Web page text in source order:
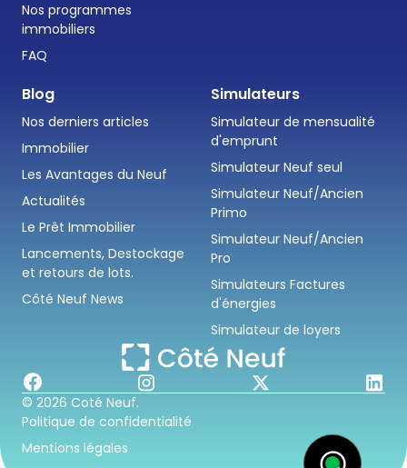
Nos programmes
immobiliers
FAQ
Blog
Nos derniers articles
Immobilier
Les Avantages du Neuf
Actualités
Le Prêt Immobilier
Lancements, Destockage
et retours de lots.
Côté Neuf News
Simulateurs
Simulateur de mensualité
d'emprunt
Simulateur Neuf seul
Simulateur Neuf/Ancien
Primo
Simulateur Neuf/Ancien
Pro
Simulateurs Factures
d'énergies
Simulateur de loyers
© 2026 Coté Neuf.
Politique de confidentialité
Mentions légales